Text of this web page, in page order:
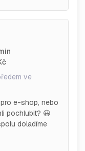
ve
e-shop, nebo
pochlubit? 😃
doladíme